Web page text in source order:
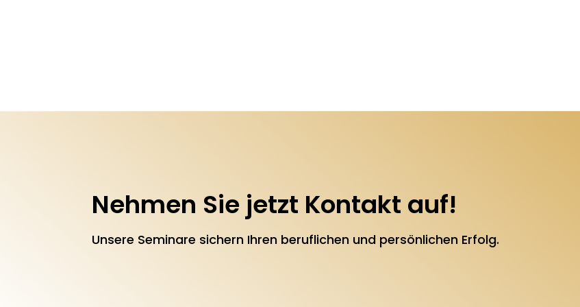
Nehmen Sie jetzt Kontakt auf!
Unsere Seminare sichern Ihren beruflichen und persönlichen Erfolg.